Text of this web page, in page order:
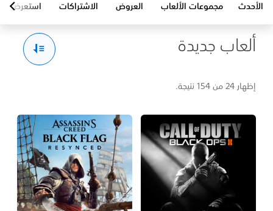
الأحدث مجموعات الألعاب العروض الاشتراكات استعرض
ألعاب جديدة
إظهار 24 من 154 نتيجة.